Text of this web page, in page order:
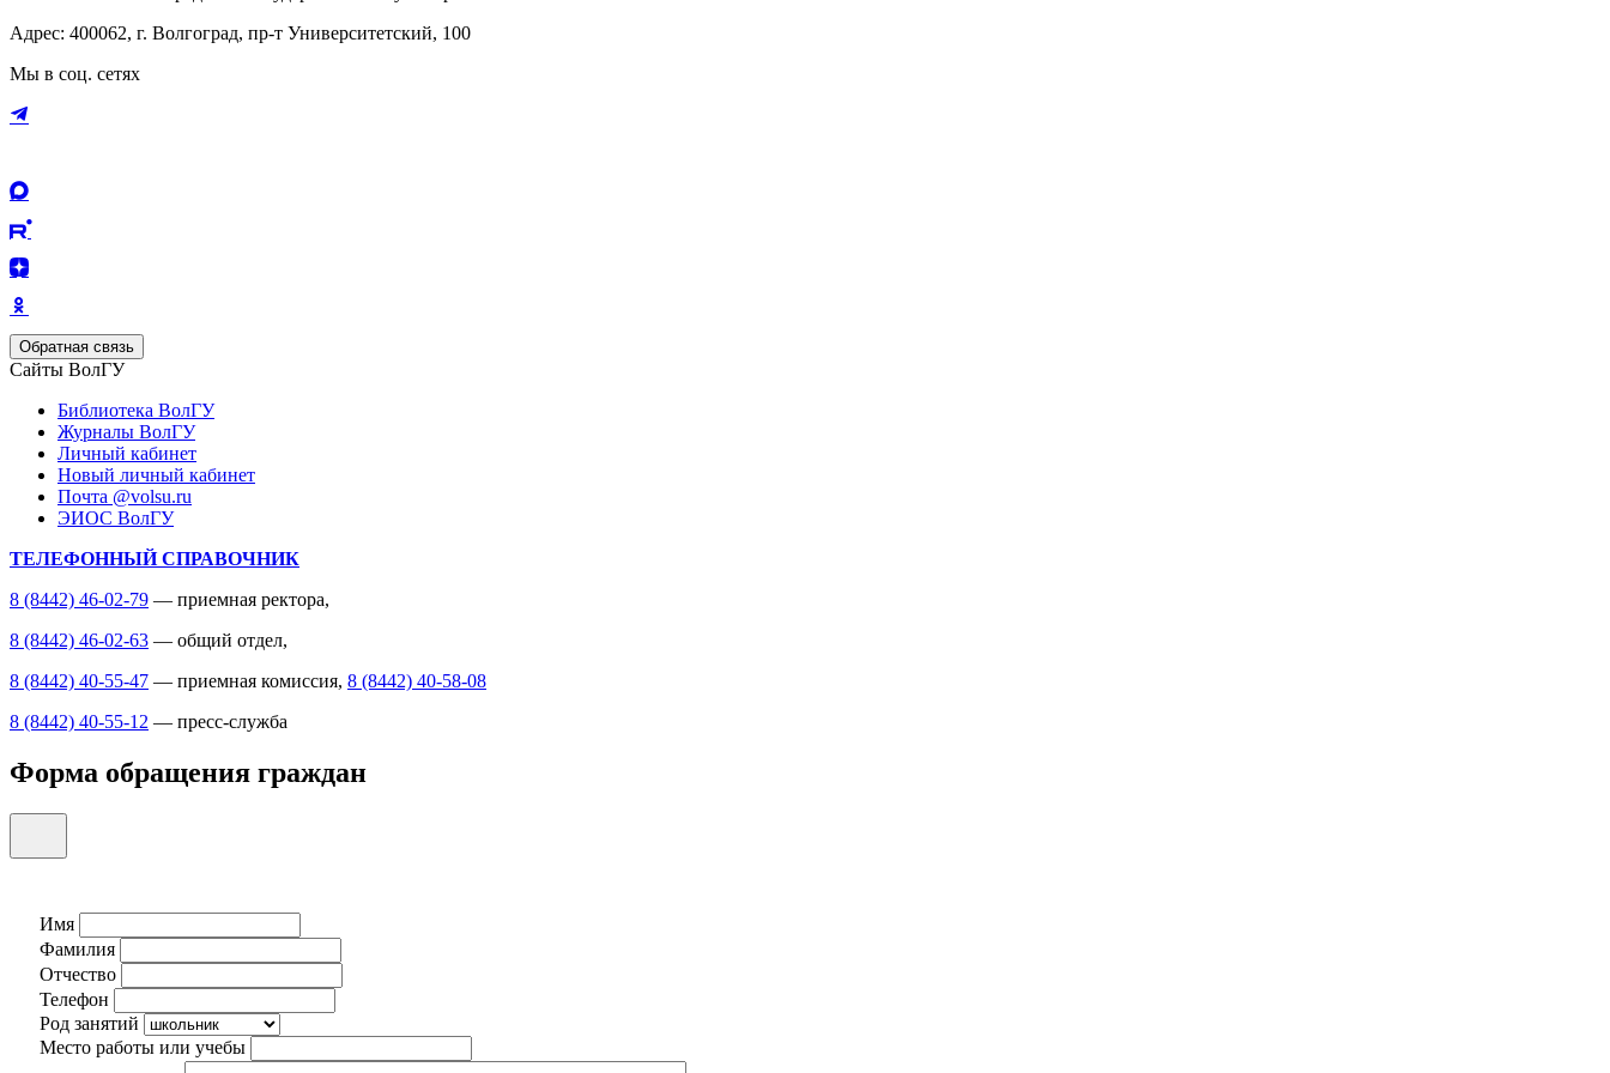
Адрес: 400062, г. Волгоград, пр-т Университетский, 100
Мы в соц. сетях
Обратная связь
Сайты ВолГУ
Библиотека ВолГУ
Журналы ВолГУ
Личный кабинет
Новый личный кабинет
Почта @volsu.ru
ЭИОС ВолГУ
ТЕЛЕФОННЫЙ СПРАВОЧНИК
8 (8442) 46-02-79 — приемная ректора,
8 (8442) 46-02-63 — общий отдел,
8 (8442) 40-55-47 — приемная комиссия, 8 (8442) 40-58-08
8 (8442) 40-55-12 — пресс-служба
Форма обращения граждан
Имя
Фамилия
Отчество
Телефон
Род занятий
Место работы или учебы